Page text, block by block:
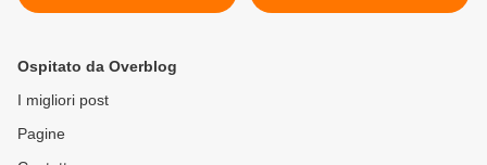
ed Hollande di trattare con
>
Ospitato da Overblog
I migliori post
Pagine